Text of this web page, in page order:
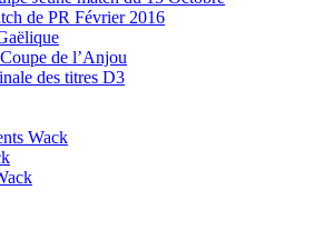
de PR Février 2016
de l’Anjou
des titres D3
Wack